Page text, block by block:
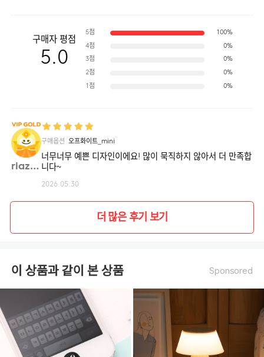
구매자 평점
5.0
5점 100%
4점 0%
3점 0%
2점 0%
1점 0%
riaz**
구매옵션 오프화이트_mini
너무너무 예쁜 디자인이에요! 많이 묵직하지 않아서 더 만족합
니다~
2026.05.30
더 많은 후기 보기
이 상품과 같이 본 상품 Sponsored